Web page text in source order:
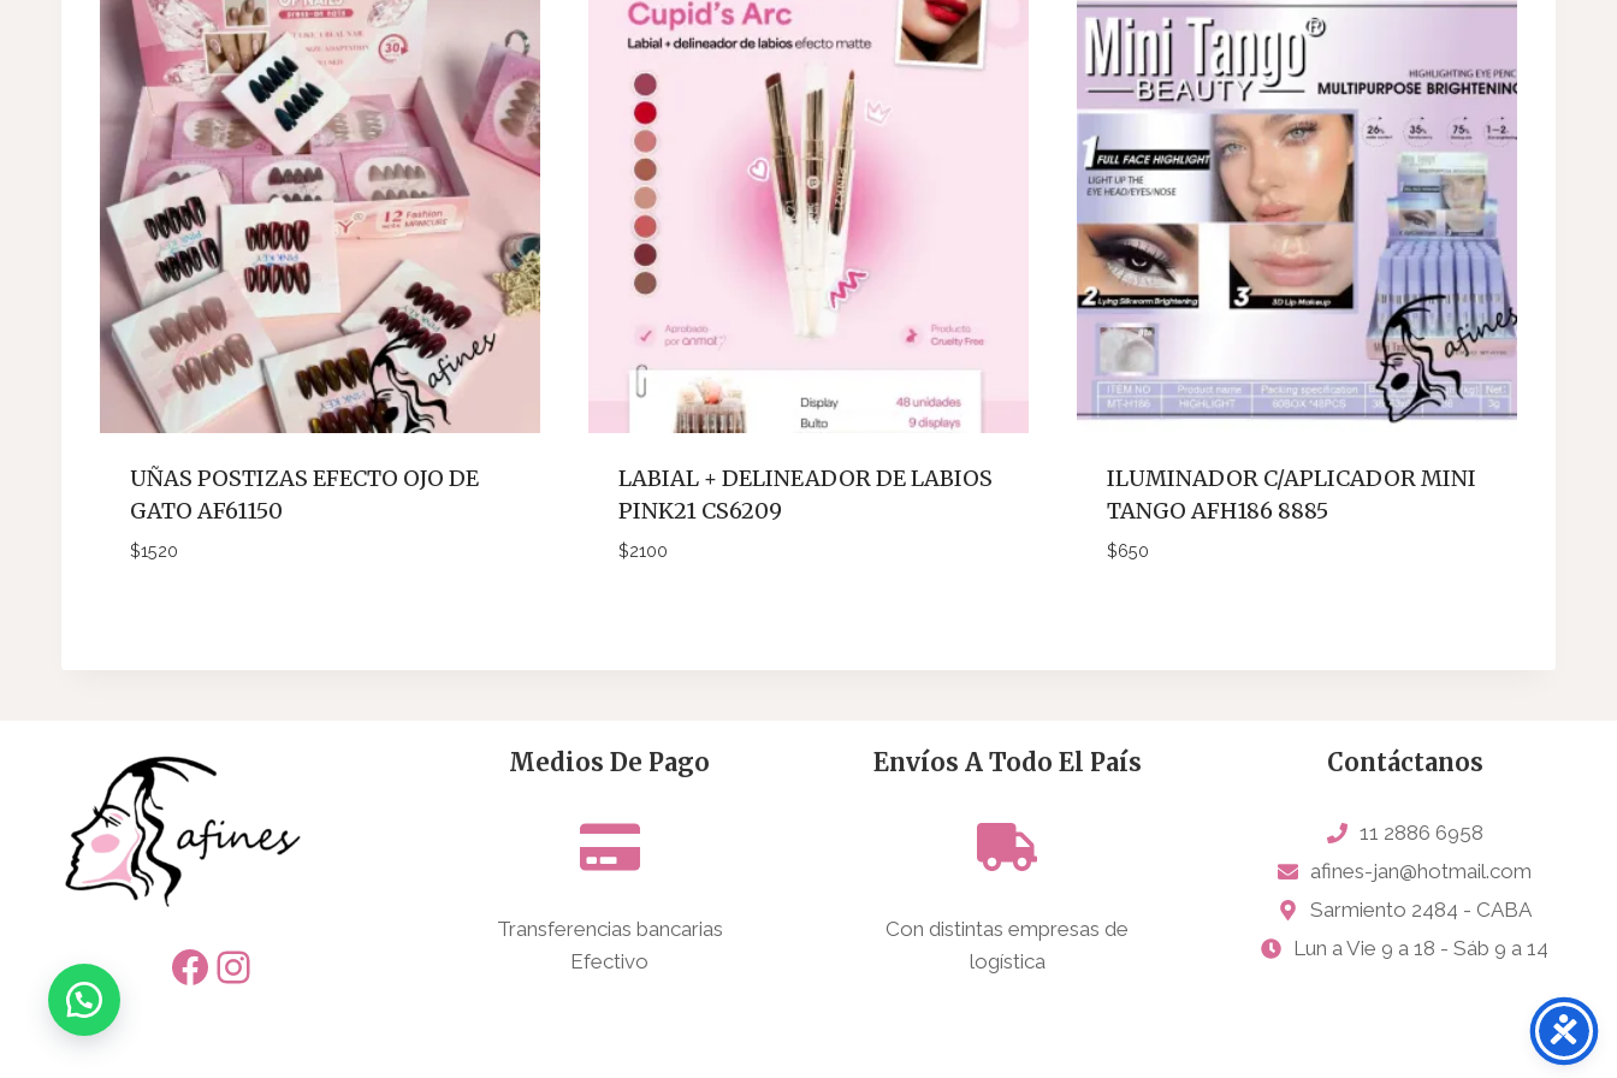
UÑAS POSTIZAS EFECTO OJO DE
GATO AF61150
$1520
LABIAL + DELINEADOR DE LABIOS
PINK21 CS6209
$2100
ILUMINADOR C/APLICADOR MINI
TANGO AFH186 8885
$650
Facebook
Instagram
Medios De Pago
Transferencias bancarias
Efectivo
Envíos A Todo El País
Con distintas empresas de
logística
Contáctanos
11 2886 6958
afines-jan@hotmail.com
Sarmiento 2484 - CABA
Lun a Vie 9 a 18 - Sáb 9 a 14